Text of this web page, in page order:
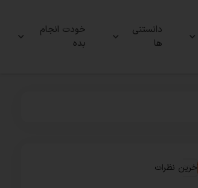
دانستنی
ها
خودت انجام
بده
آخرین نظرات